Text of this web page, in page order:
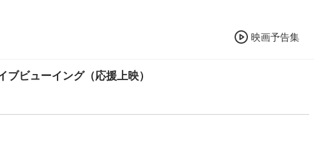
映画予告集
ビューイング（応援上映）